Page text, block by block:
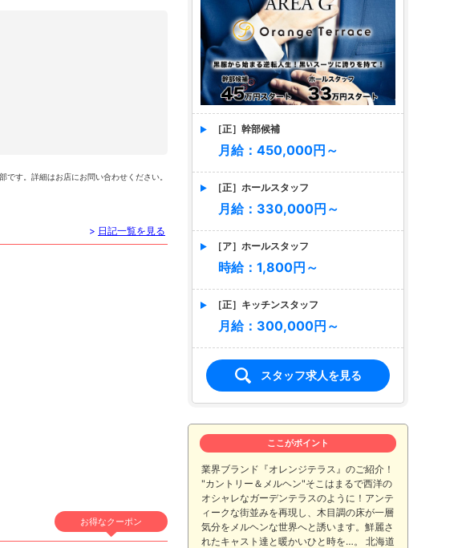
す。詳細はお店にお問い合わせください。
> 日記一覧を見る
お得なクーポン
［正］幹部候補
月給：450,000円～
［正］ホールスタッフ
月給：330,000円～
［ア］ホールスタッフ
時給：1,800円～
［正］キッチンスタッフ
月給：300,000円～
スタッフ求人を見る
ここがポイント
業界ブランド『オレンジテラス』のご紹介！
"カントリー＆メルヘン"そこはまるで西洋の
オシャレなガーデンテラスのように！アンテ
ィークな街並みを再現し、木目調の床が一層
気分をメルヘンな世界へと誘います。鮮麗さ
れたキャスト達と暖かいひと時を…。 北海道